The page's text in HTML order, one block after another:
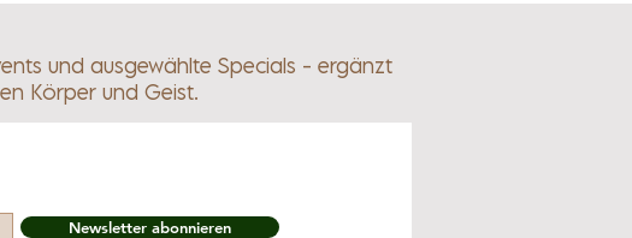
und ausgewählte Specials - ergänzt
Körper und Geist.
Newsletter abonnieren